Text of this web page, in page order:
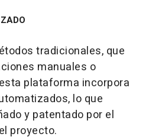
tradicionales, que
manuales o
plataforma incorpora
lo que
y patentado por el
proyecto.